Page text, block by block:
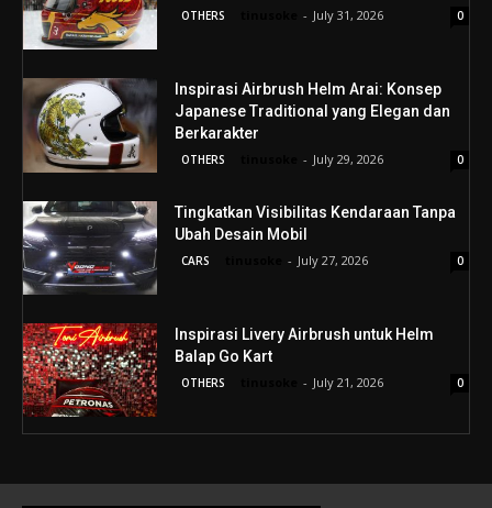
OTHERS - July 31, 2026 0
Inspirasi Airbrush Helm Arai: Konsep
Japanese Traditional yang Elegan dan
Berkarakter
OTHERS - July 29, 2026 0
Tingkatkan Visibilitas Kendaraan Tanpa
Ubah Desain Mobil
CARS - July 27, 2026 0
Inspirasi Livery Airbrush untuk Helm
Balap Go Kart
OTHERS - July 21, 2026 0